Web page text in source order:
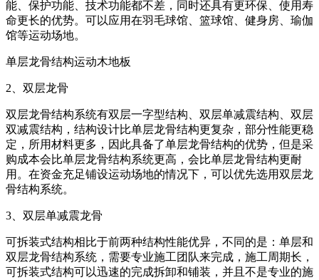
能、保护功能、技术功能都不差，同时还具有更环保、使用寿
命更长的优势。可以应用在羽毛球馆、篮球馆、健身房、瑜伽
馆等运动场地。
单层龙骨结构运动木地板
2、双层龙骨
双层龙骨结构系统有双层一字型结构、双层单减震结构、双层
双减震结构，结构设计比单层龙骨结构更复杂，部分性能更稳
定，所用材料更多，因此具备了单层龙骨结构的优势，但是采
购成本会比单层龙骨结构系统更高，会比单层龙骨结构更耐
用。在资金充足铺设运动场地的情况下，可以优先选用双层龙
骨结构系统。
3、双层单减震龙骨
可拆装式结构相比于前两种结构性能优异，不同的是：单层和
双层龙骨结构系统，需要专业施工团队来完成，施工周期长，
可拆装式结构可以迅速的完成拆卸和铺装，并且不是专业的施